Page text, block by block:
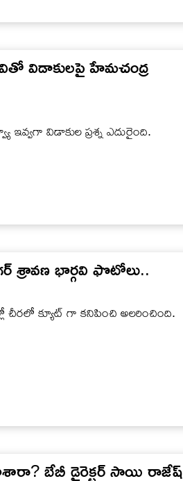
విడాకులపై హేమచంద్ర
విడాకుల ప్రశ్న ఎదురైంది.
శ్రావణ భార్గవి ఫొటోలు..
చీరలో క్యూట్ గా కనిపించి అలరించింది.
బేబీ డైరెక్టర్ సాయి రాజేష్